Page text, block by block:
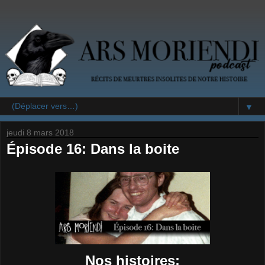
▼
jeudi 8 mars 2018
Épisode 16: Dans la boite
Nos histoires: